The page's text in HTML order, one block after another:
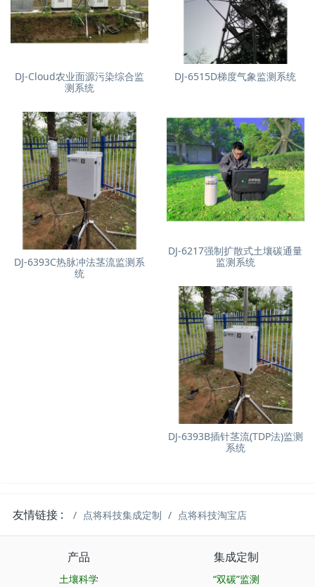
DJ-Cloud农业面源污染综合监
测系统
DJ-6515D梯度气象监测系统
DJ-6217强制扩散式土壤碳通量
监测系统
DJ-6393C热脉冲法茎流监测系
统
DJ-6393B插针茎流(TDP法)监测
系统
友情链接 : 点将科技集成定制 点将科技淘宝店
产品
土壤科学
集成定制
“双碳”监测